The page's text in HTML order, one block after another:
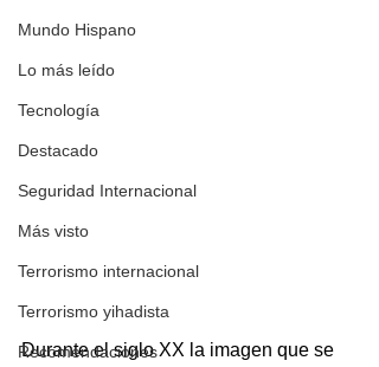
Mundo Hispano
Lo más leído
Tecnología
Destacado
Seguridad Internacional
Más visto
Terrorismo internacional
Terrorismo yihadista
Recomendaciones
Durante el siglo XX la imagen que se